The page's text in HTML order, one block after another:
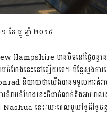
ខែ​ ធ្នូ ឆ្នាំ ២០១៥
Hampshire បានបិទនៅថ្ងៃចន្ទន
ាមកំហែងនេះនៅឡើយទេ។ ប៉ុន្តែស្ន
និយាយថាយើងបានទទួលការ
រាមកំហែងនេះគឺជាក់លាក់និងអាចរ
នេះរយៈពេលមួយថ្ងៃគឺថ្ងៃច